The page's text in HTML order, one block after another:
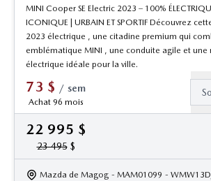
MINI Cooper SE Electric 2023 – 100%
ICONIQUE | URBAIN ET SPORTIF Découvrez
2023 électrique , une citadine premium qui
emblématique MINI , une conduite agile et une
électrique idéale pour la ville.
73 $ / sem
Achat 96 mois
22 995 $
23 495$
Mazda de Magog - MAM01099 -